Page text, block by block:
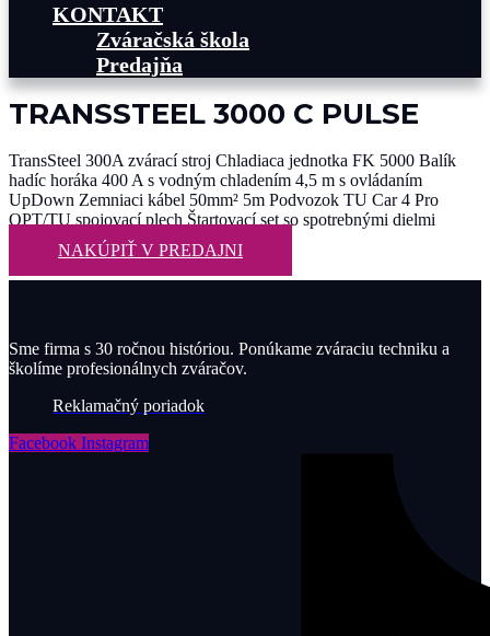
KONTAKT
Zváračská škola
Predajňa
TRANSSTEEL 3000 C PULSE
TransSteel 300A zvárací stroj Chladiaca jednotka FK 5000 Balík
hadíc horáka 400 A s vodným chladením 4,5 m s ovládaním
UpDown Zemniaci kábel 50mm² 5m Podvozok TU Car 4 Pro
OPT/TU spojovací plech Štartovací set so spotrebnými dielmi
NAKÚPIŤ V PREDAJNI
Sme firma s 30 ročnou históriou. Ponúkame zváraciu techniku a
školíme profesionálnych zváračov.
Reklamačný poriadok
Facebook Instagram